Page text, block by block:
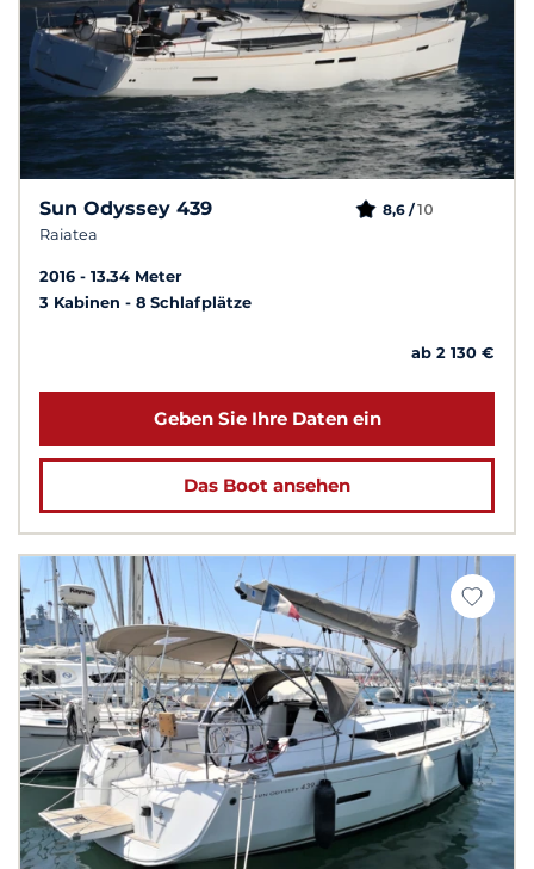
Sun Odyssey 439
Raiatea
8,6 /10
2016
13.34 Meter
3 Kabinen
8 Schlafplätze
ab 2 130 €
Geben Sie Ihre Daten ein
Das Boot ansehen